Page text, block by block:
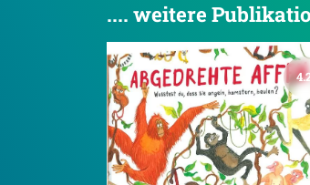
.... weitere